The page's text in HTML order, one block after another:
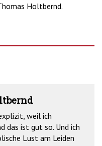
Holtbernd.
weil ich
das ist gut so. Und ich
Lust am Leiden